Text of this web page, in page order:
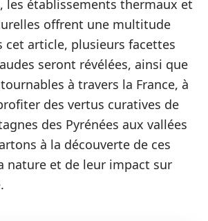
les établissements thermaux et
offrent une multitude
cet article, plusieurs facettes
seront révélées, ainsi que
à travers la France, à
des vertus curatives de
des Pyrénées aux vallées
à la découverte de ces
nature et de leur impact sur